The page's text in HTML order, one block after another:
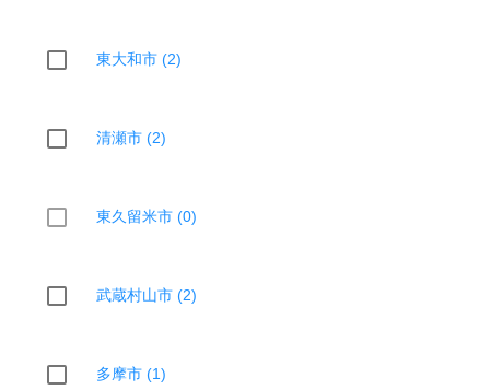
東大和市 (2)
清瀬市 (2)
東久留米市 (0)
武蔵村山市 (2)
多摩市 (1)